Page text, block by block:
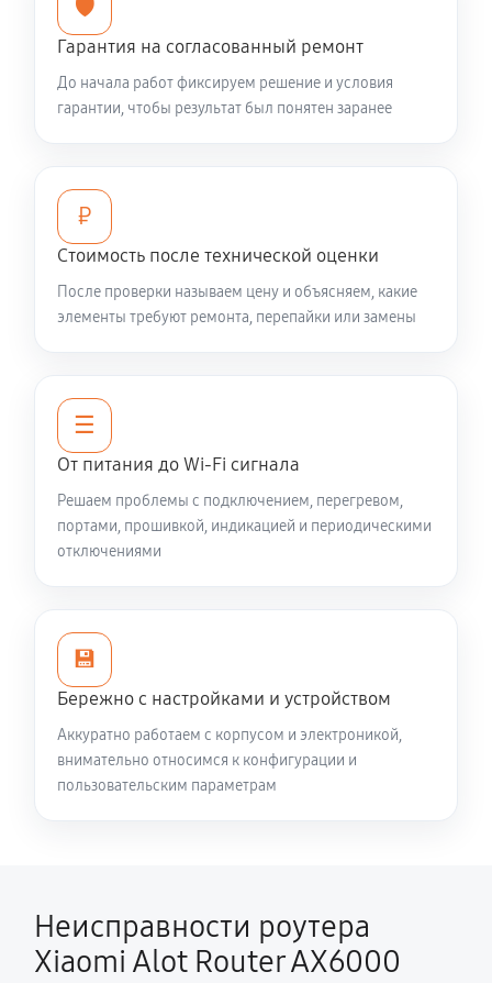
🛡️
Гарантия на согласованный ремонт
До начала работ фиксируем решение и условия
гарантии, чтобы результат был понятен заранее
₽
Стоимость после технической оценки
После проверки называем цену и объясняем, какие
элементы требуют ремонта, перепайки или замены
☰
От питания до Wi-Fi сигнала
Решаем проблемы с подключением, перегревом,
портами, прошивкой, индикацией и периодическими
отключениями
💾
Бережно с настройками и устройством
Аккуратно работаем с корпусом и электроникой,
внимательно относимся к конфигурации и
пользовательским параметрам
Неисправности роутера
Xiaomi Alot Router AX6000